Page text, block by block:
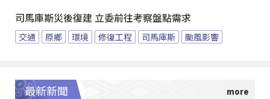
司馬庫斯災後復建 立委前往考察盤點需求
交通 原鄉 環境 修復工程 司馬庫斯 颱風影響
最新新聞